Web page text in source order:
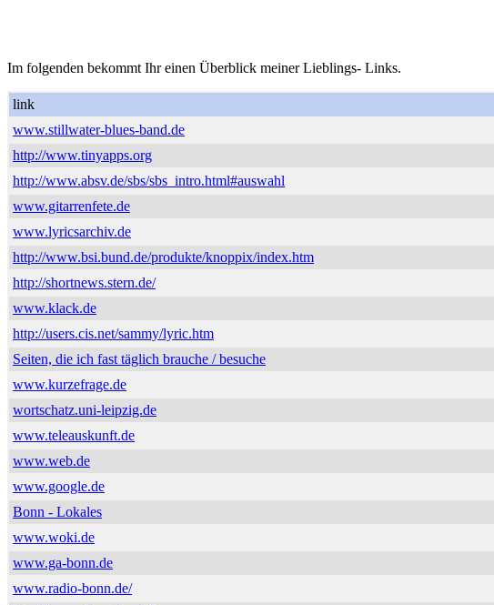
Im folgenden bekommt Ihr einen Überblick meiner Lieblings- Links.
link
www.stillwater-blues-band.de
http://www.tinyapps.org
http://www.absv.de/sbs/sbs_intro.html#auswahl
www.gitarrenfete.de
www.lyricsarchiv.de
http://www.bsi.bund.de/produkte/knoppix/index.htm
http://shortnews.stern.de/
www.klack.de
http://users.cis.net/sammy/lyric.htm
Seiten, die ich fast täglich brauche / besuche
www.kurzefrage.de
wortschatz.uni-leipzig.de
www.teleauskunft.de
www.web.de
www.google.de
Bonn - Lokales
www.woki.de
www.ga-bonn.de
www.radio-bonn.de/